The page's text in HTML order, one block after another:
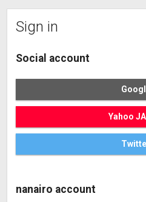
Sign in
Social account
Yahoo
nanairo account